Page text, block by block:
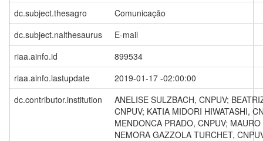
dc.subject.thesagro
Comunicação
dc.subject.nalthesaurus
E-mail
riaa.ainfo.id
899534
riaa.ainfo.lastupdate
2019-01-17 -02:00:00
dc.contributor.institution
ANELISE SULZBACH, CNPUV;
CNPUV; KATIA MIDORI HIWATASHI,
MENDONCA PRADO, CNPUV;
NEMORA GAZZOLA TURCHET,